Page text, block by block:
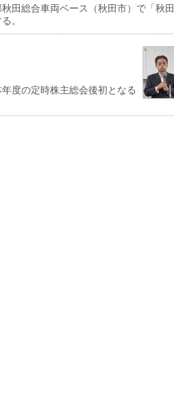
田総合車両ベース（秋田市）で「秋田
。
度の定時株主総会後初となる